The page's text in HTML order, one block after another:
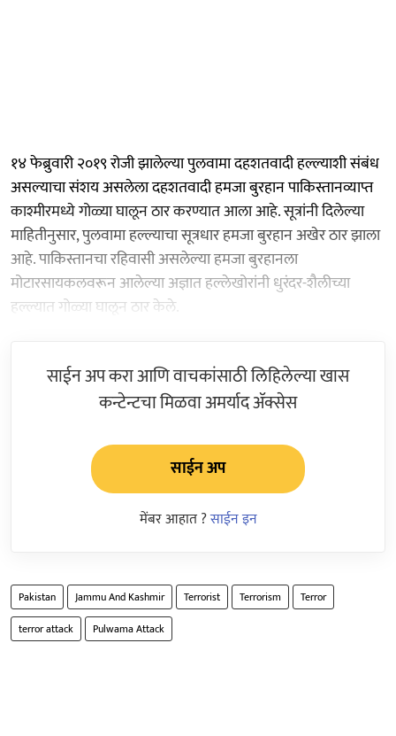
१४ फेब्रुवारी २०१९ रोजी झालेल्या पुलवामा दहशतवादी हल्ल्याशी संबंध
असल्याचा संशय असलेला दहशतवादी हमजा बुरहान पाकिस्तानव्याप्त
काश्मीरमध्ये गोळ्या घालून ठार करण्यात आला आहे. सूत्रांनी दिलेल्या
माहितीनुसार, पुलवामा हल्ल्याचा सूत्रधार हमजा बुरहान अखेर ठार झाला
आहे. पाकिस्तानचा रहिवासी असलेल्या हमजा बुरहानला
मोटारसायकलवरून आलेल्या अज्ञात हल्लेखोरांनी धुरंदर-शैलीच्या
हल्ल्यात गोळ्या घालून ठार केले.
साईन अप करा आणि वाचकांसाठी लिहिलेल्या खास
कन्टेन्टचा मिळवा अमर्याद ॲक्सेस
साईन अप
मेंबर आहात ?साईन इन
Pakistan Jammu And Kashmir Terrorist Terrorism
Terror
terror attack
Pulwama Attack